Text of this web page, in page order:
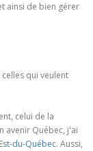
ainsi de bien gérer
qui veulent
celui de la
avenir Québec, j'ai
du-Québec. Aussi,